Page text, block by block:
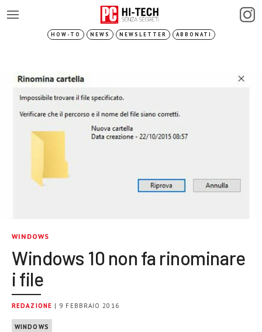
HOW-TO NEWS NEWSLETTER ABBONATI
WINDOWS
Windows 10 non fa rinominare
i file
REDAZIONE | 9 FEBBRAIO 2016
WINDOWS